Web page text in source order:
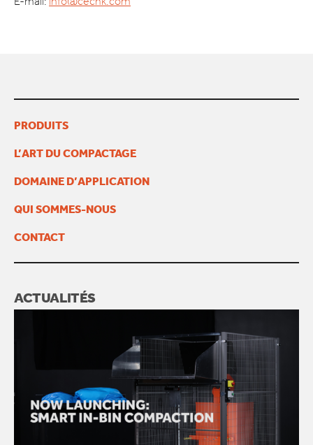
PRODUITS
L’ART DU COMPACTAGE
DOMAINE D’APPLICATION
QUI SOMMES-NOUS
CONTACT
ACTUALITÉS